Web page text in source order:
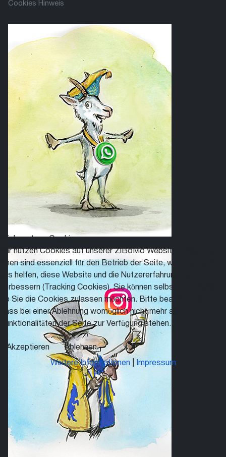
Cookies Hinweis
Wir nutzen Cookies auf unserer ZiBoMo Website. Einige von
ihnen sind essenziell für den Betrieb der Seite, während andere
uns helfen, diese Website und die Nutzererfahrung zu
verbessern (Tracking Cookies). Sie können selbst entscheiden,
ob Sie die Cookies zulassen möchten. Bitte beachten Sie,
dass bei einer Ablehnung womöglich nicht mehr alle
Funktionalitäten der Seite zur Verfügung stehen.
Akzeptieren Ablehnen
Weitere Informationen| Impressum